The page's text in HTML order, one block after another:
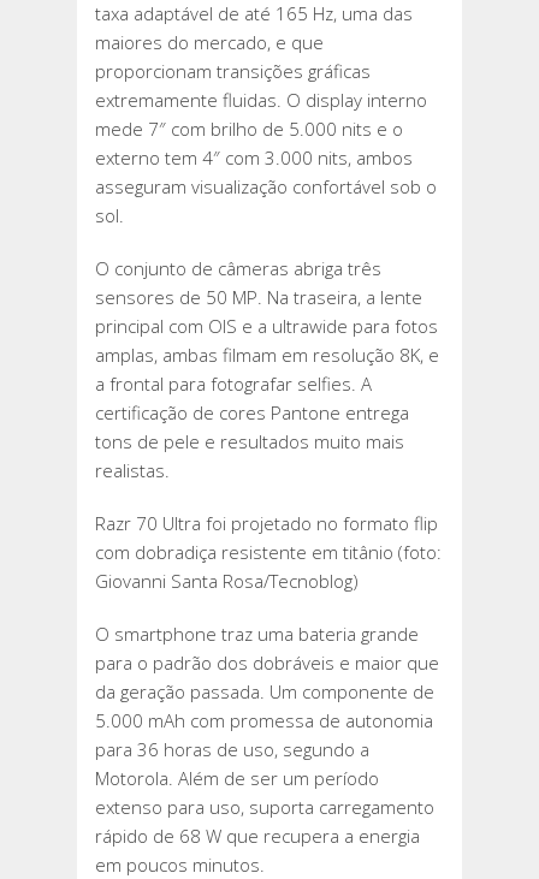
taxa adaptável de até 165 Hz, uma das
maiores do mercado, e que
proporcionam transições gráficas
extremamente fluidas. O display interno
mede 7″ com brilho de 5.000 nits e o
externo tem 4″ com 3.000 nits, ambos
asseguram visualização confortável sob o
sol.
O conjunto de câmeras abriga três
sensores de 50 MP. Na traseira, a lente
principal com OIS e a ultrawide para fotos
amplas, ambas filmam em resolução 8K, e
a frontal para fotografar selfies. A
certificação de cores Pantone entrega
tons de pele e resultados muito mais
realistas.
Razr 70 Ultra foi projetado no formato flip
com dobradiça resistente em titânio (foto:
Giovanni Santa Rosa/Tecnoblog)
O smartphone traz uma bateria grande
para o padrão dos dobráveis e maior que
da geração passada. Um componente de
5.000 mAh com promessa de autonomia
para 36 horas de uso, segundo a
Motorola. Além de ser um período
extenso para uso, suporta carregamento
rápido de 68 W que recupera a energia
em poucos minutos.